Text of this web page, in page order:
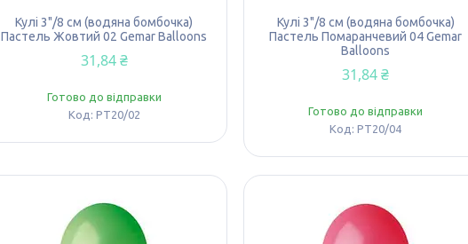
Кулі 3"/8 см (водяна бомбочка)
Пастель Жовтий 02 Gemar Balloons
31,84 ₴
Готово до відправки
PT20/02
Кулі 3"/8 см (водяна бомбочка)
Пастель Помаранчевий 04 Gemar
Balloons
31,84 ₴
Готово до відправки
PT20/04